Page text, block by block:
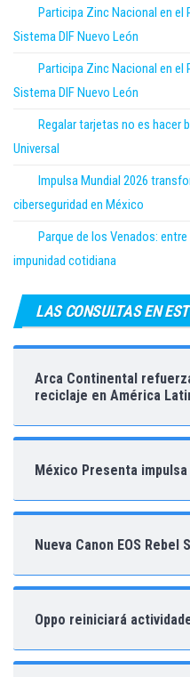
Participa Zinc Nacional en el
Sistema DIF Nuevo León
Participa Zinc Nacional en el
Sistema DIF Nuevo León
Regalar tarjetas no es hacer
Universal
Impulsa Mundial 2026
ciberseguridad en México
Parque de los Venados:
impunidad cotidiana
LAS CONSULTAS EN
Arca Continental
reciclaje en América
México Presenta
Nueva Canon EOS Rebel
Oppo reiniciará